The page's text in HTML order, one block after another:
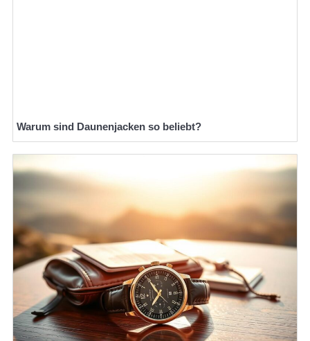
Warum sind Daunenjacken so beliebt?